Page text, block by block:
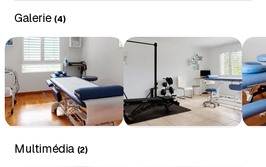
Galerie (4)
Multimédia (2)